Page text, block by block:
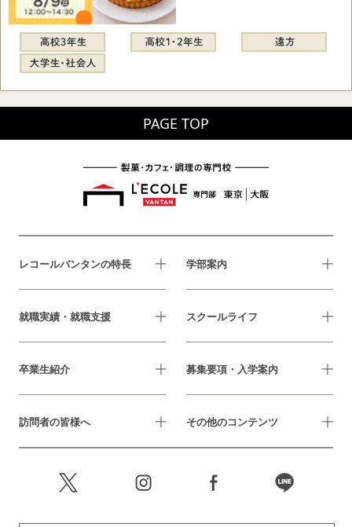
PAGE TOP
レコールバンタンの特長 学部案内
就職実績・就職支援 スクールライフ
卒業生紹介 募集要項・入学案内
訪問者の皆様へ その他のコンテンツ